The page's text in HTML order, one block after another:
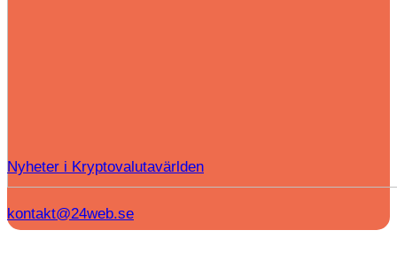
Nyheter i Kryptovalutavärlden
kontakt@24web.se